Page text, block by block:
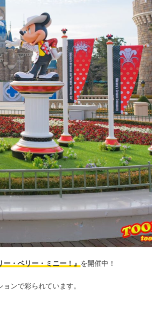
ー・ベリー・ミニー！』 を開催中！
ンで彩られています。